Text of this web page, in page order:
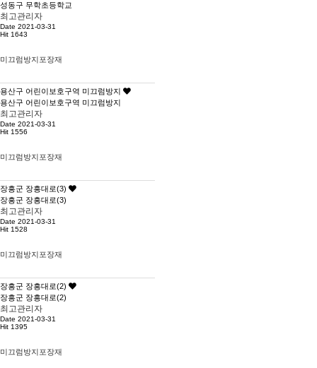
성동구 무학초등학교
최고관리자
Date 2021-03-31
Hit 1643
미끄럼방지포장재
용산구 어린이보호구역 미끄럼방지
용산구 어린이보호구역 미끄럼방지
최고관리자
Date 2021-03-31
Hit 1556
미끄럼방지포장재
장흥군 장흥대로(3)
장흥군 장흥대로(3)
최고관리자
Date 2021-03-31
Hit 1528
미끄럼방지포장재
장흥군 장흥대로(2)
장흥군 장흥대로(2)
최고관리자
Date 2021-03-31
Hit 1395
미끄럼방지포장재